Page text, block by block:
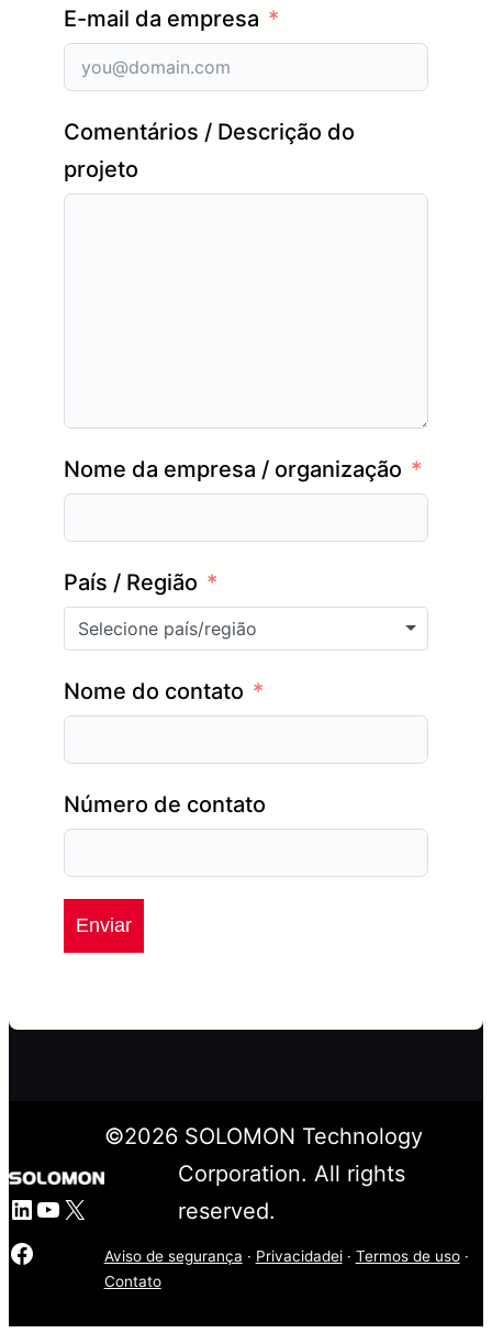
E-mail da empresa
Comentários / Descrição do
projeto
Nome da empresa / organização
País / Região
Selecione país/região
Nome do contato
Número de contato
Enviar
LinkedIn
YouTube
X
©2026SOLOMON Technology
Corporation. All rights
reserved.
Aviso de segurança · Privacidadei· Termos de uso·
Contato